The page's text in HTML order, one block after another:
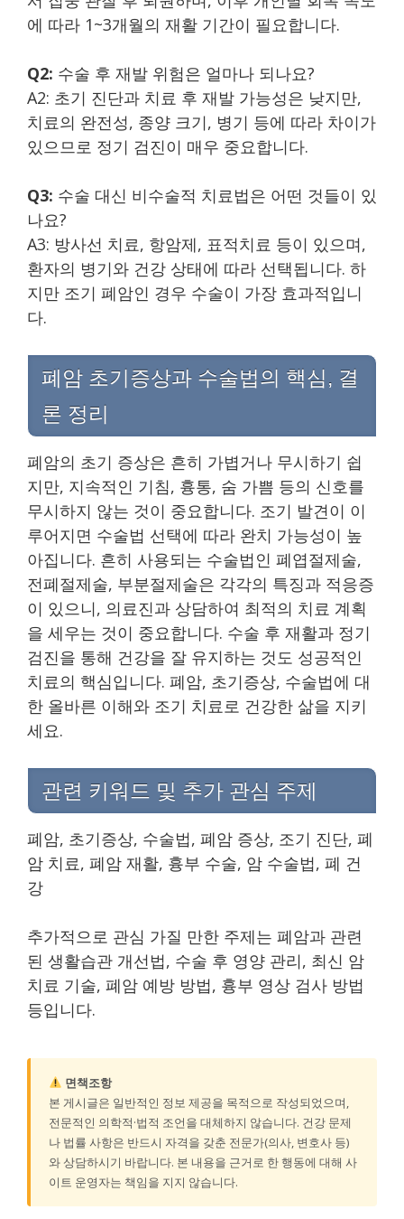
에 따라 1~3개월의 재활 기간이 필요합니다.
Q2: 수술 후 재발 위험은 얼마나 되나요?
A2: 초기 진단과 치료 후 재발 가능성은 낮지만,
치료의 완전성, 종양 크기, 병기 등에 따라 차이가
있으므로 정기 검진이 매우 중요합니다.
Q3: 수술 대신 비수술적 치료법은 어떤 것들이 있
나요?
A3: 방사선 치료, 항암제, 표적치료 등이 있으며,
환자의 병기와 건강 상태에 따라 선택됩니다. 하
지만 조기 폐암인 경우 수술이 가장 효과적입니
다.
폐암 초기증상과 수술법의 핵심, 결
론 정리
폐암의 초기 증상은 흔히 가볍거나 무시하기 쉽
지만, 지속적인 기침, 흉통, 숨 가쁨 등의 신호를
무시하지 않는 것이 중요합니다. 조기 발견이 이
루어지면 수술법 선택에 따라 완치 가능성이 높
아집니다. 흔히 사용되는 수술법인 폐엽절제술,
전폐절제술, 부분절제술은 각각의 특징과 적응증
이 있으니, 의료진과 상담하여 최적의 치료 계획
을 세우는 것이 중요합니다. 수술 후 재활과 정기
검진을 통해 건강을 잘 유지하는 것도 성공적인
치료의 핵심입니다. 폐암, 초기증상, 수술법에 대
한 올바른 이해와 조기 치료로 건강한 삶을 지키
세요.
관련 키워드 및 추가 관심 주제
폐암, 초기증상, 수술법, 폐암 증상, 조기 진단, 폐
암 치료, 폐암 재활, 흉부 수술, 암 수술법, 폐 건
강
추가적으로 관심 가질 만한 주제는 폐암과 관련
된 생활습관 개선법, 수술 후 영양 관리, 최신 암
치료 기술, 폐암 예방 방법, 흉부 영상 검사 방법
등입니다.
면책조항
본 게시글은 일반적인 정보 제공을 목적으로 작성되었으며,
전문적인 의학적·법적 조언을 대체하지 않습니다. 건강 문제
나 법률 사항은 반드시 자격을 갖춘 전문가(의사, 변호사 등)
와 상담하시기 바랍니다. 본 내용을 근거로 한 행동에 대해 사
이트 운영자는 책임을 지지 않습니다.